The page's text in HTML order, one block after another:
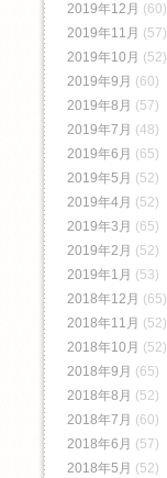
2019年12月 (60)
2019年11月 (57)
2019年10月 (52)
2019年9月 (60)
2019年8月 (57)
2019年7月 (48)
2019年6月 (65)
2019年5月 (52)
2019年4月 (52)
2019年3月 (65)
2019年2月 (52)
2019年1月 (53)
2018年12月 (65)
2018年11月 (52)
2018年10月 (52)
2018年9月 (65)
2018年8月 (52)
2018年7月 (60)
2018年6月 (57)
2018年5月 (52)